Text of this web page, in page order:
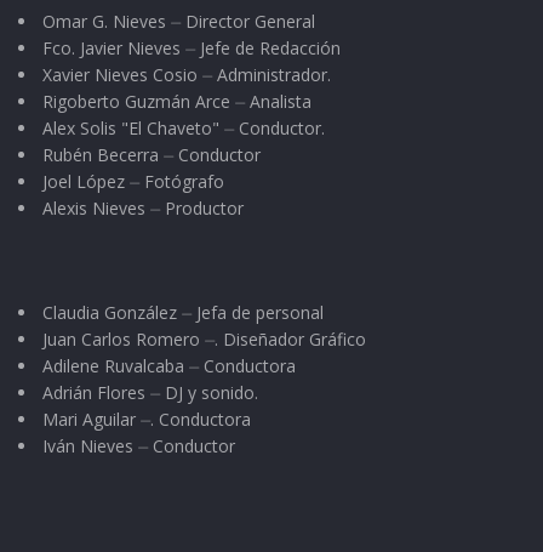
Omar G. Nieves ⏤ Director General
Fco. Javier Nieves ⏤ Jefe de Redacción
Xavier Nieves Cosio ⏤ Administrador.
Rigoberto Guzmán Arce ⏤ Analista
Alex Solis "El Chaveto" ⏤ Conductor.
Rubén Becerra ⏤ Conductor
Joel López ⏤ Fotógrafo
Alexis Nieves ⏤ Productor
Claudia González ⏤ Jefa de personal
Juan Carlos Romero ⏤. Diseñador Gráfico
Adilene Ruvalcaba ⏤ Conductora
Adrián Flores ⏤ DJ y sonido.
Mari Aguilar ⏤. Conductora
Iván Nieves ⏤ Conductor